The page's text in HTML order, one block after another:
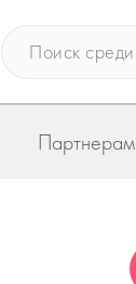
Партнерам